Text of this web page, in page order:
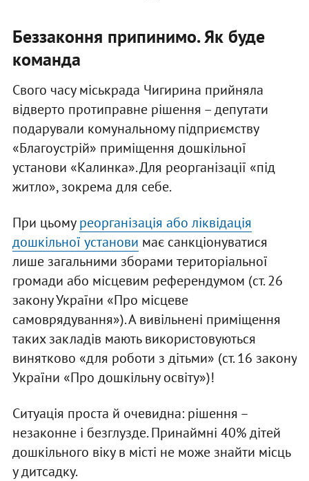
Беззаконня припинимо. Як буде
команда
Свого часу міськрада Чигирина прийняла
відверто протиправне рішення – депутати
подарували комунальному підприємству
«Благоустрій» приміщення дошкільної
установи «Калинка». Для реорганізації «під
житло», зокрема для себе.
При цьомуреорганізація або ліквідація
дошкільної установи має санкціонуватися
лише загальними зборами територіальної
громади або місцевим референдумом (ст. 26
закону України «Про місцеве
самоврядування»). А вивільнені приміщення
таких закладів мають використовуються
винятково «для роботи з дітьми» (ст. 16 закону
України «Про дошкільну освіту»)!
Ситуація проста й очевидна: рішення –
незаконне і безглузде. Принаймні 40% дітей
дошкільного віку в місті не може знайти місць
у дитсадку.